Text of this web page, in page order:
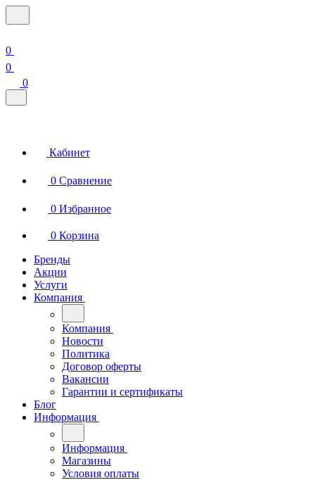
0
0
0
Кабинет
0 Сравнение
0 Избранное
0 Корзина
Бренды
Акции
Услуги
Компания
Компания
Новости
Политика
Договор оферты
Вакансии
Гарантии и сертификаты
Блог
Информация
Информация
Магазины
Условия оплаты